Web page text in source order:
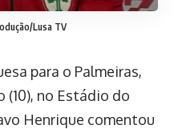
Lusa TV
para o Palmeiras,
(10), no Estádio do
Henrique comentou